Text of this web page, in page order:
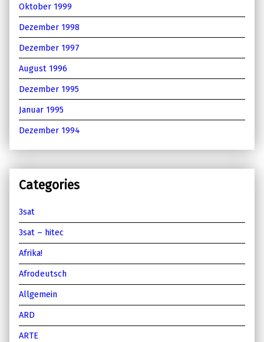
Oktober 1999
Dezember 1998
Dezember 1997
August 1996
Dezember 1995
Januar 1995
Dezember 1994
Categories
3sat
3sat – hitec
Afrika!
Afrodeutsch
Allgemein
ARD
ARTE